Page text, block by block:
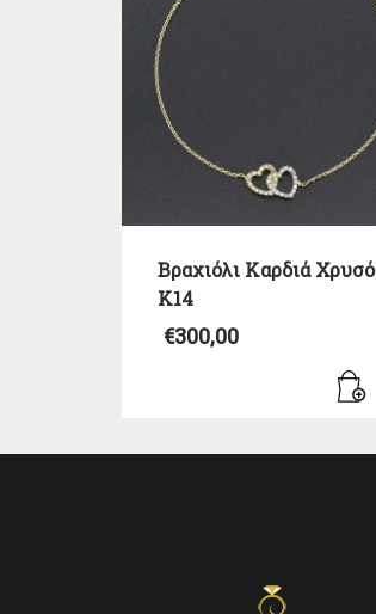
Βραχιόλι Καρδιά Χρυσό
Κ14
€300,00